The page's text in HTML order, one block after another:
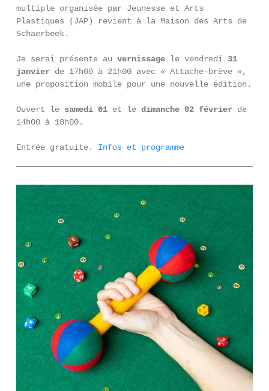
multiple organisée par Jeunesse et Arts
Plastiques (JAP) revient à la Maison des Arts de
Schaerbeek.
Je serai présente au vernissage le vendredi 31
janvier de 17h00 à 21h00 avec « Attache-brève »,
une proposition mobile pour une nouvelle édition.
Ouvert le samedi 01 et le dimanche 02 février de
14h00 à 18h00.
Entrée gratuite. Infos et programme